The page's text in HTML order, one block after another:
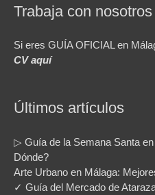
Trabaja con nosotros
Si eres GUÍA OFICIAL en
CV aquí
Últimos artículos
▷ Guía de la Semana Santa
Dónde?
Arte Urbano en Málaga:
✓ Guía del Mercado de